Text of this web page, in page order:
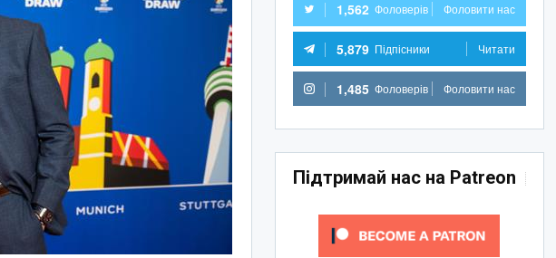
1,562 Фоловерів Фоловити нас
5,879 Підпісники Читати
1,485 Фоловерів Фоловити нас
Підтримай нас на Patreon